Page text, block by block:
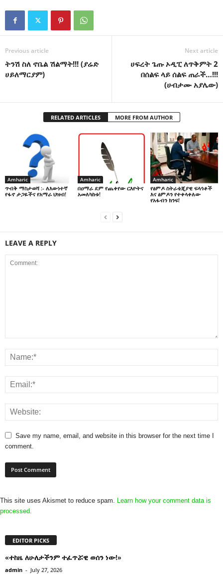
Previous article
ትንሽ ስለ ኖቤል ሽልማት!!! (ያሬድ
ሀይለማርያም)
Next article
ሀፍረት ጌጡ ኦዲፒ ለጥቅምት 2
በሰልፍ ላይ ሰልፍ ጠራች…!!!
(ሀብታሙ አያሌው)
RELATED ARTICLES MORE FROM AUTHOR
Amharic
ጥብቅ ማስታወሻ :- ለእውነተኛ
የፋኖ ታጋዬችና የአማራ ህዝብ!
Amharic
በዐማራ ደም የጨቀየው ርእዮትና
አመለካከቱ!
Amharic
የፅምዶ ስትራቴጂያዊ ፍላጎቶች
እና ፅምዶን የተቀላቀለው
የአፋብን ክንፍ!
LEAVE A REPLY
Save my name, email, and website in this browser for the next time I
comment.
This site uses Akismet to reduce spam.
Learn how your comment data is
processed.
EDITOR PICKS
«ተከዜ ለሁለታችንም ተፈጥሯዊ ወሰን ነው!»
admin - July 27, 2026